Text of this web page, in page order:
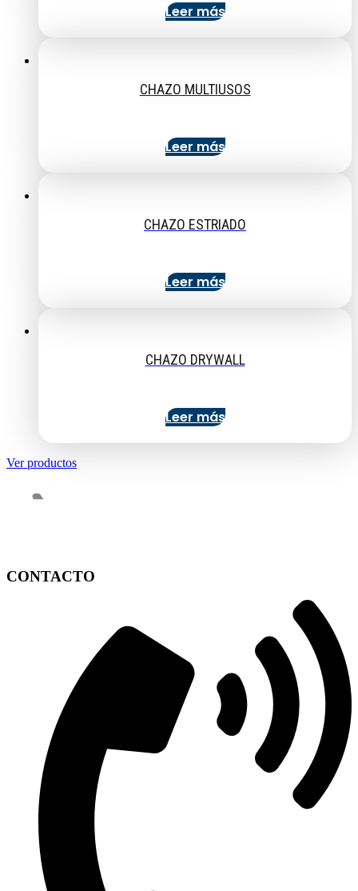
Leer más
CHAZO MULTIUSOS
Leer más
CHAZO ESTRIADO
Leer más
CHAZO DRYWALL
Leer más
Ver productos
CONTACTO